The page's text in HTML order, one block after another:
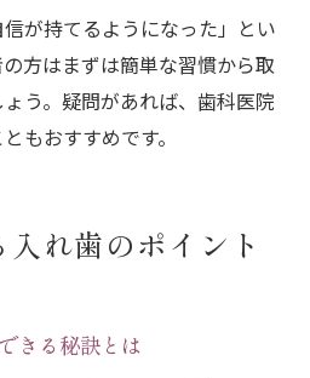
信が持てるようになった」とい
方はまずは簡単な習慣から取
う。疑問があれば、歯科医院
もおすすめです。
れ歯のポイント
きる秘訣とは